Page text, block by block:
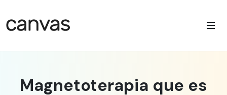
Magnetoterapia que es